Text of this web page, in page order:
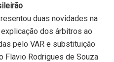
duas novidades na
dos árbitros ao
pelo VAR e substituição
Flavio Rodrigues de Souza